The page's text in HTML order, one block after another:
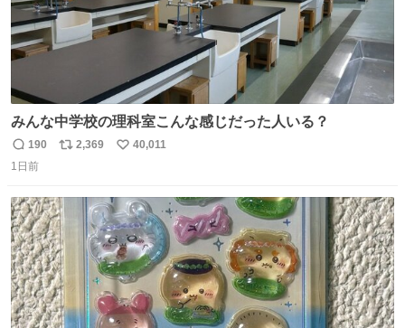
みんな中学校の理科室こんな感じだった人いる？
返
信
190
リ
ト
数
2,369
い
数
40,011
1日前